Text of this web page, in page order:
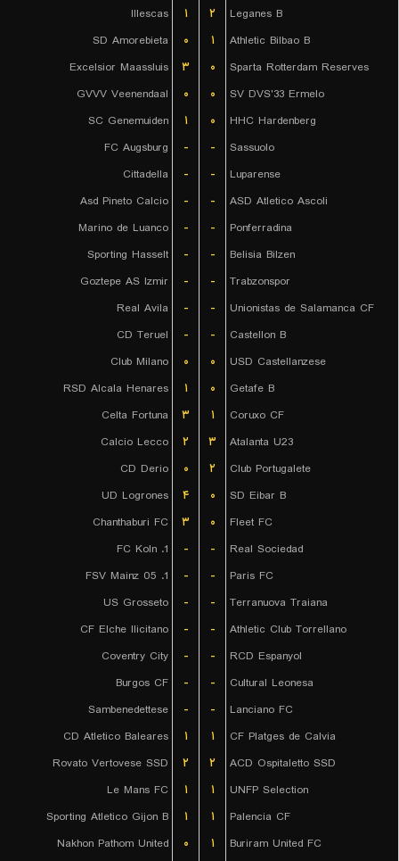
Illescas
۱ ۲
Leganes B
SD Amorebieta
۰ ۱
Athletic Bilbao B
Excelsior Maassluis
۳ ۰
Sparta Rotterdam Reserves
GVVV Veenendaal
۰ ۰
SV DVS'33 Ermelo
SC Genemuiden
۱ ۰
HHC Hardenberg
FC Augsburg
- -
Sassuolo
Cittadella
- -
Luparense
Asd Pineto Calcio
- -
ASD Atletico Ascoli
Marino de Luanco
- -
Ponferradina
Sporting Hasselt
- -
Belisia Bilzen
Goztepe AS Izmir
- -
Trabzonspor
Real Avila
- -
Unionistas de Salamanca CF
CD Teruel
- -
Castellon B
Club Milano
۰ ۰
USD Castellanzese
RSD Alcala Henares
۱ ۰
Getafe B
Celta Fortuna
۳ ۱
Coruxo CF
Calcio Lecco
۲ ۳
Atalanta U23
CD Derio
۰ ۲
Club Portugalete
UD Logrones
۴ ۰
SD Eibar B
Chanthaburi FC
۳ ۰
Fleet FC
1. FC Koln
- -
Real Sociedad
1. FSV Mainz 05
- -
Paris FC
US Grosseto
- -
Terranuova Traiana
CF Elche Ilicitano
- -
Athletic Club Torrellano
Coventry City
- -
RCD Espanyol
Burgos CF
- -
Cultural Leonesa
Sambenedettese
- -
Lanciano FC
CD Atletico Baleares
۱ ۱
CF Platges de Calvia
Rovato Vertovese SSD
۲ ۲
ACD Ospitaletto SSD
Le Mans FC
۱ ۱
UNFP Selection
Sporting Atletico Gijon B
۱ ۱
Palencia CF
Nakhon Pathom United
۰ ۱
Buriram United FC